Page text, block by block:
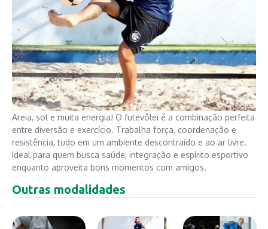
Areia, sol e muita energia! O futevôlei é a combinação perfeita
entre diversão e exercício. Trabalha força, coordenação e
resistência, tudo em um ambiente descontraído e ao ar livre.
Ideal para quem busca saúde, integração e espírito esportivo
enquanto aproveita bons momentos com amigos.
Outras modalidades